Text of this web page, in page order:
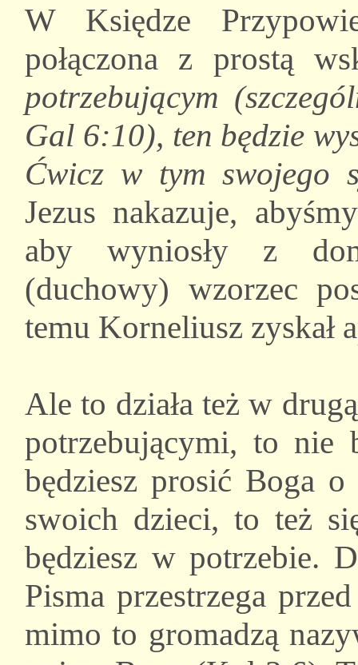
W Księdze
połączona z prostą
potrzebującym
Gal 6:10), ten będzie
Ćwicz w tym swojego
Jezus nakazuje,
aby wyniosły z
(duchowy) wzorzec
temu Korneliusz zyskał
Ale to działa też w
potrzebującymi, to nie
będziesz prosić Boga
swoich dzieci, to też
będziesz w potrzebie.
Pisma przestrzega
mimo to gromadzą